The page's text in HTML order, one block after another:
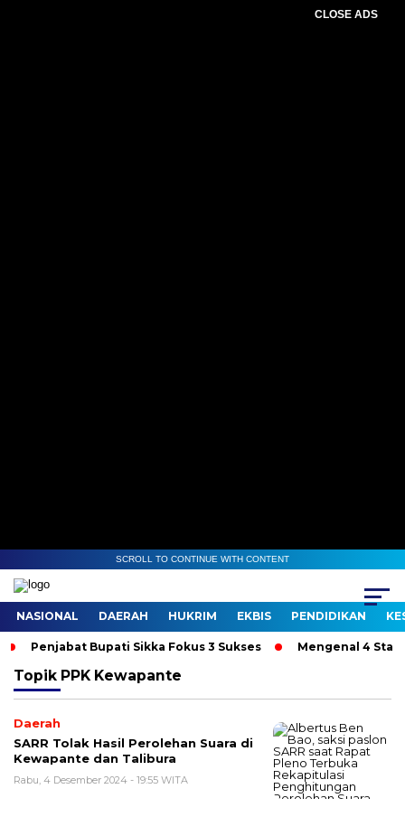
CLOSE ADS
SCROLL TO CONTINUE WITH CONTENT
NASIONAL DAERAH HUKRIM EKBIS PENDIDIKAN
Penjabat Bupati Sikka Fokus 3 Sukses Mengenal 4
Topik PPK Kewapante
Daerah
SARR Tolak Hasil Perolehan Suara di
Kewapante dan Talibura
Rabu, 4 Desember 2024 - 19:55 WITA